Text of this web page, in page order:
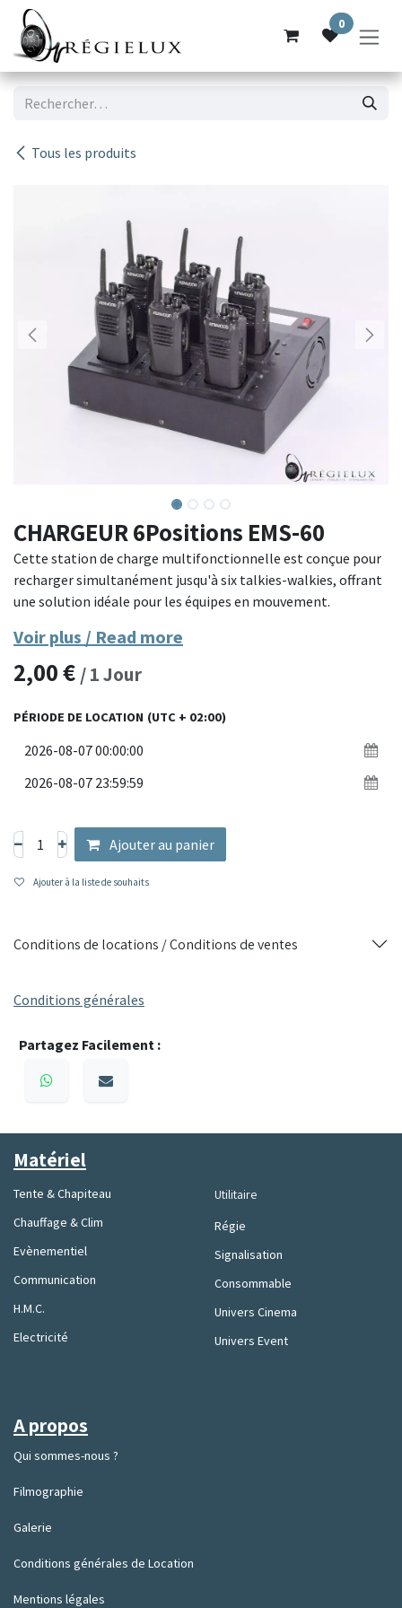
Se rendre au contenu
0
Tous les produits
CHARGEUR 6Positions EMS-60
Cette station de charge multifonctionnelle est conçue pour
recharger simultanément jusqu'à six talkies-walkies, offrant
une solution idéale pour les équipes en mouvement.
efficace.
Matériau : Structure en plastique durci noir.
Capacité : Six emplacements de charge.
portable, adaptateur secteur intégré.
Dimensions : Optimisée pour un transport facile et un
communication instantanée est essentielle, cette station de
charge assure que vos appareils restent opérationnels à tout
moment.
Voir plus / Read more
2,00€ /1Jour
PÉRIODE DE LOCATION (UTC + 02:00)
Ajouter au panier
Ajouter à la liste de souhaits
Conditions de locations / Conditions de ventes
Conditions générales
Partagez Facilement :
A propos
Qui sommes-nous ?
Filmographie
Galerie
Conditions générales de Location
Mentions légales
Utilitaire
Régie
Signalisation
Consommable
Univers Cinema
Univers Event
Matériel
Tente & Chapiteau
Chauffage & Clim
Evènementiel
Communication
H.M.C.
Electricité